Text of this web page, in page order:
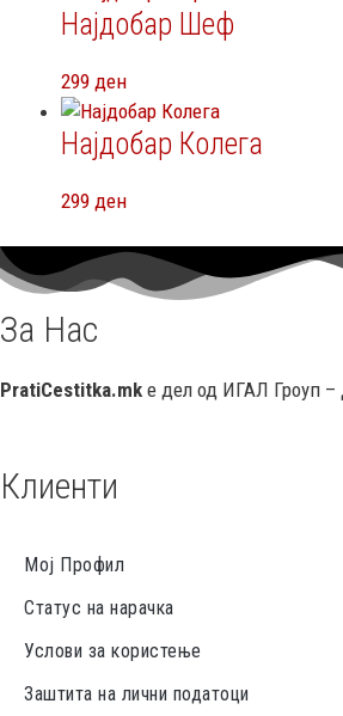
Најдобар Шеф
299 ден
Најдобар Колега
299 ден
За Нас
PratiCestitka.mk е дел од ИГАЛ Гроуп
Клиенти
Мој Профил
Статус на нарачка
Услови за користење
Заштита на лични податоци